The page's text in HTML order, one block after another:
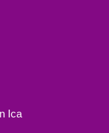
Ica